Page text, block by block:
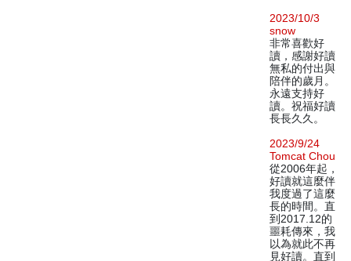
2023/10/3
snow
非常喜歡好
讀，感謝好讀
無私的付出與
陪伴的歲月。
永遠支持好
讀。祝福好讀
長長久久。
2023/9/24
Tomcat Chou
從2006年起，
好讀就這麼伴
我度過了這麼
長的時間。直
到2017.12的
噩耗傳來，我
以為就此不再
見好讀。直到